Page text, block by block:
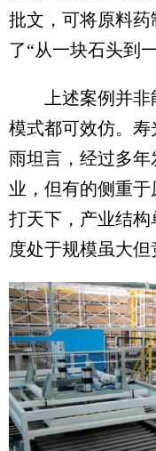
批文，可将原料
了“从一块石头到
上述案例并非
模式都可效仿。
雨坦言，经过多
业，但有的侧重
打天下，产业结构
度处于规模虽大但